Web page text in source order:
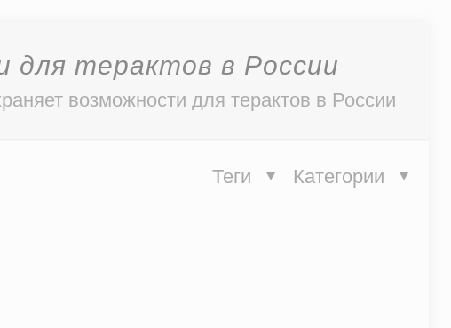
для терактов в России
возможности для терактов в России
Категории
Теги